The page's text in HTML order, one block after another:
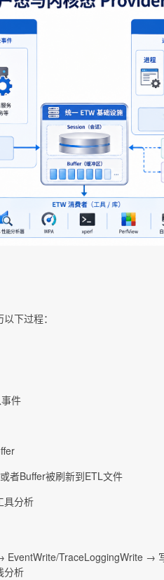
下过程：
件
者Buffer被刷新到ETL文件
具分析
EventWrite/TraceLoggingWrite →
分析